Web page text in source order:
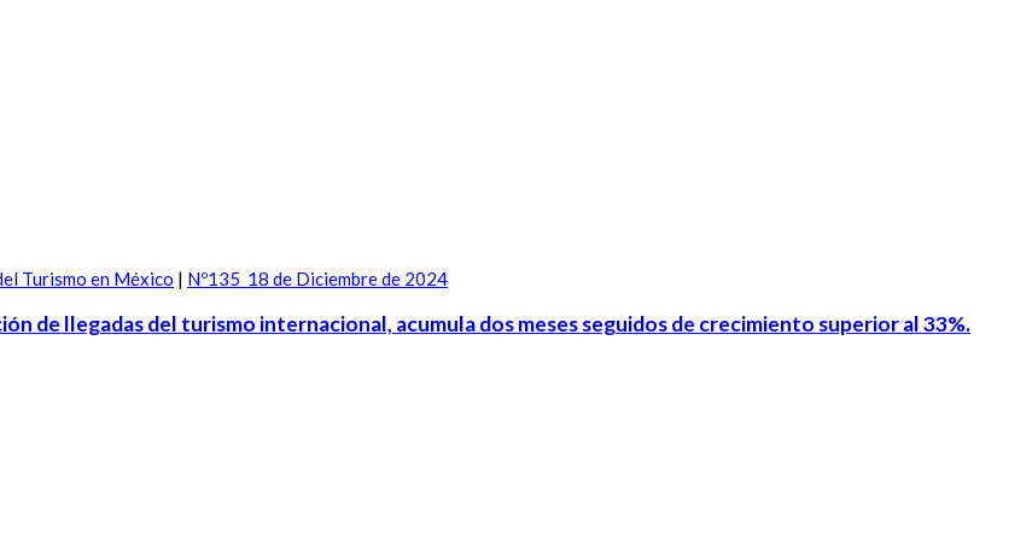
Turismo en México | Nº135_18 de Diciembre de 2024
de llegadas del turismo internacional, acumula dos meses seguidos de crecimiento superior al 33%.